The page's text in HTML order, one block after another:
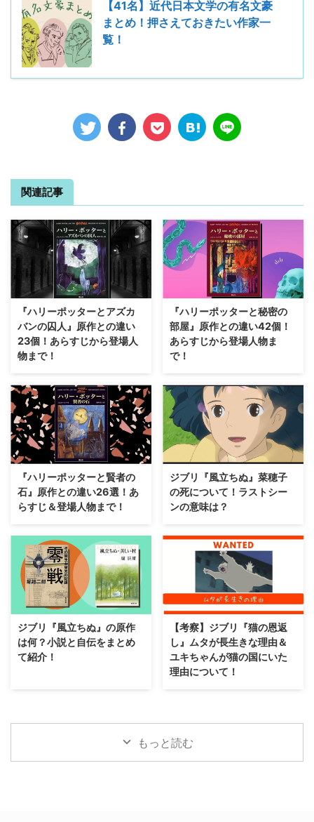
【41名】近代日本文学の有名文豪
まとめ！押さえておきたい作家一
覧！
関連記事
『ハリーポッターとアズカ
バンの囚人』原作との違い
23個！あらすじから登場人
物まで！
『ハリーポッターと秘密の
部屋』原作との違い42個！
あらすじから登場人物ま
で！
『ハリーポッターと賢者の
石』原作との違い26選！あ
らすじ＆登場人物まで！
ジブリ『風立ちぬ』菜穂子
の死について！ラストシー
ンの意味は？
ジブリ『風立ちぬ』の原作
は何？小説と自伝をまとめ
て紹介！
【考察】ジブリ『猫の恩返
し』ムタが長生きな理由＆
ユキちゃんが猫の国にいた
理由について！
もっと読む